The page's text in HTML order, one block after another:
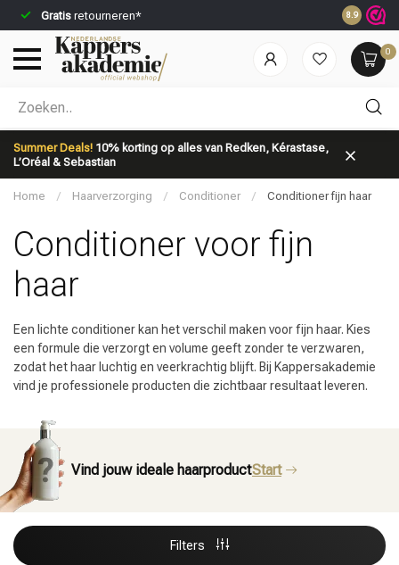
Gratis retourneren* Voor
8.9
0
Summer Deals! 10% korting op alles van Redken, Kérastase,
L’Oréal & Sebastian
Welke categorie ben jij naar op zoek?
Merken
Home / Haarverzorging / Conditioner / Conditioner fijn haar
Conditioner voor fijn
haar
Een lichte conditioner kan het verschil maken voor fijn haar. Kies
een formule die verzorgt en volume geeft zonder te verzwaren,
zodat het haar luchtig en veerkrachtig blijft. Bij Kappersakademie
vind je professionele producten die zichtbaar resultaat leveren.
Vind jouw ideale haarproductStart
Filters